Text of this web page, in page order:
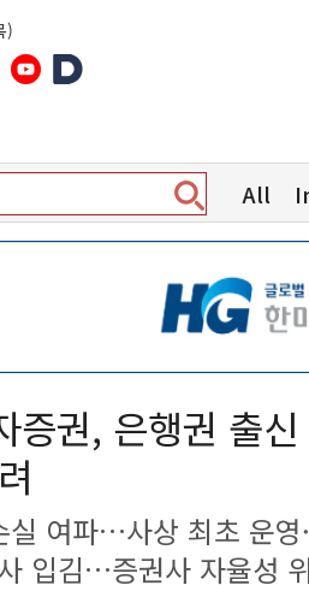
)
All
증권, 은행권 출
실 여파…사상 최초 운영
입김…증권사 자율성